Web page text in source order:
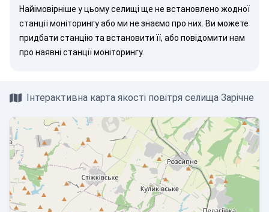
Найімовірніше у цьому селищі ще не встановлено жодної
станції моніторингу або ми не знаємо про них. Ви можете
придбати станцію та встановити її, або повідомити нам
про наявні станції моніторингу.
Інтерактивна карта якості повітря селища Зарічне